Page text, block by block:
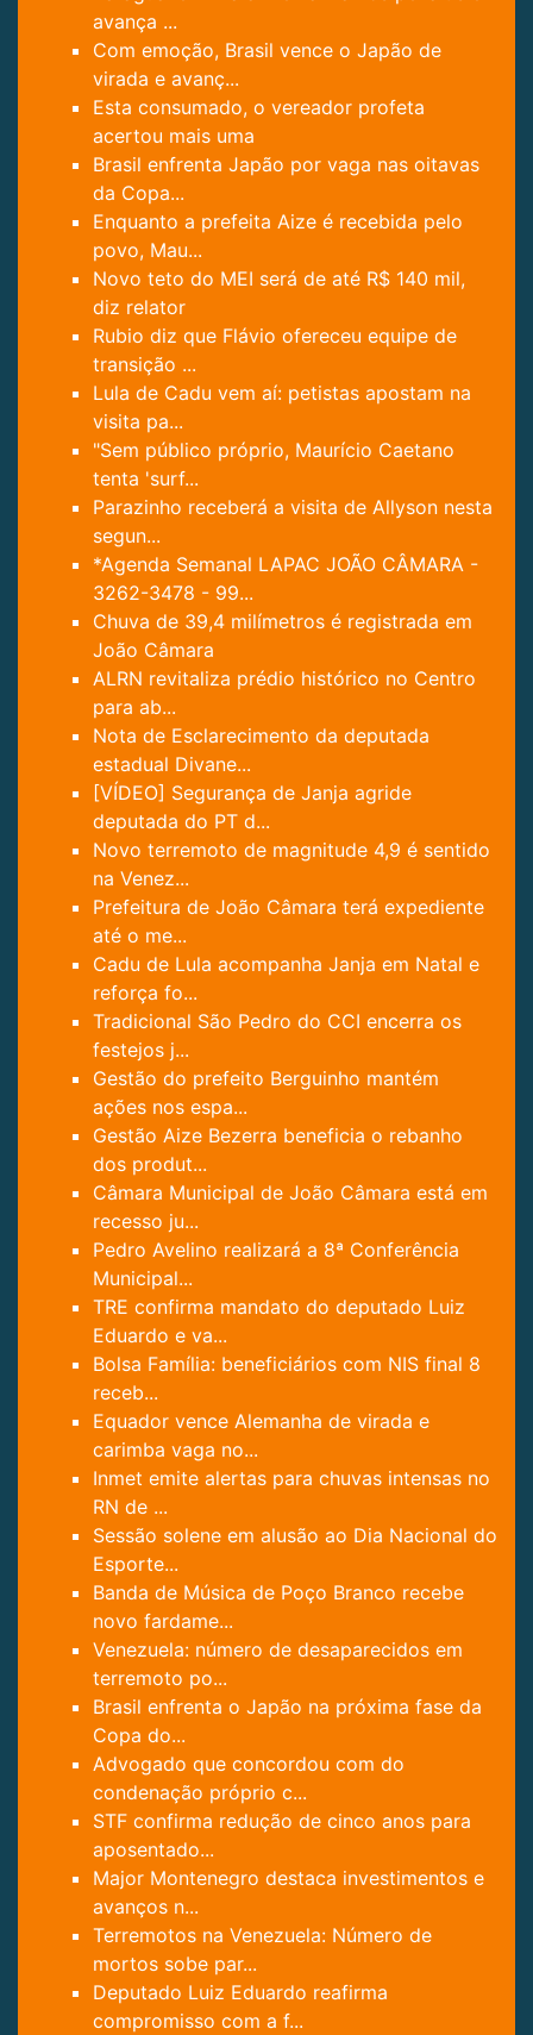
avança ...
Com emoção, Brasil vence o Japão de
virada e avanç...
Esta consumado, o vereador profeta
acertou mais uma
Brasil enfrenta Japão por vaga nas oitavas
da Copa...
Enquanto a prefeita Aize é recebida pelo
povo, Mau...
Novo teto do MEI será de até R$ 140 mil,
diz relator
Rubio diz que Flávio ofereceu equipe de
transição ...
Lula de Cadu vem aí: petistas apostam na
visita pa...
"Sem público próprio, Maurício Caetano
tenta 'surf...
Parazinho receberá a visita de Allyson nesta
segun...
*Agenda Semanal LAPAC JOÃO CÂMARA -
3262-3478 - 99...
Chuva de 39,4 milímetros é registrada em
João Câmara
ALRN revitaliza prédio histórico no Centro
para ab...
Nota de Esclarecimento da deputada
estadual Divane...
[VÍDEO] Segurança de Janja agride
deputada do PT d...
Novo terremoto de magnitude 4,9 é sentido
na Venez...
Prefeitura de João Câmara terá expediente
até o me...
Cadu de Lula acompanha Janja em Natal e
reforça fo...
Tradicional São Pedro do CCI encerra os
festejos j...
Gestão do prefeito Berguinho mantém
ações nos espa...
Gestão Aize Bezerra beneficia o rebanho
dos produt...
Câmara Municipal de João Câmara está em
recesso ju...
Pedro Avelino realizará a 8ª Conferência
Municipal...
TRE confirma mandato do deputado Luiz
Eduardo e va...
Bolsa Família: beneficiários com NIS final 8
receb...
Equador vence Alemanha de virada e
carimba vaga no...
Inmet emite alertas para chuvas intensas no
RN de ...
Sessão solene em alusão ao Dia Nacional do
Esporte...
Banda de Música de Poço Branco recebe
novo fardame...
Venezuela: número de desaparecidos em
terremoto po...
Brasil enfrenta o Japão na próxima fase da
Copa do...
Advogado que concordou com do
condenação próprio c...
STF confirma redução de cinco anos para
aposentado...
Major Montenegro destaca investimentos e
avanços n...
Terremotos na Venezuela: Número de
mortos sobe par...
Deputado Luiz Eduardo reafirma
compromisso com a f...